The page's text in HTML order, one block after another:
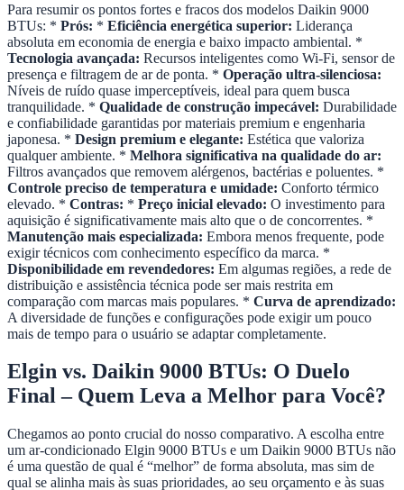
Para resumir os pontos fortes e fracos dos modelos Daikin 9000
BTUs: * Prós: * Eficiência energética superior: Liderança
absoluta em economia de energia e baixo impacto ambiental. *
Tecnologia avançada: Recursos inteligentes como Wi-Fi, sensor de
presença e filtragem de ar de ponta. * Operação ultra-silenciosa:
Níveis de ruído quase imperceptíveis, ideal para quem busca
tranquilidade. * Qualidade de construção impecável: Durabilidade
e confiabilidade garantidas por materiais premium e engenharia
japonesa. * Design premium e elegante: Estética que valoriza
qualquer ambiente. * Melhora significativa na qualidade do ar:
Filtros avançados que removem alérgenos, bactérias e poluentes. *
Controle preciso de temperatura e umidade: Conforto térmico
elevado. * Contras: * Preço inicial elevado: O investimento para
aquisição é significativamente mais alto que o de concorrentes. *
Manutenção mais especializada: Embora menos frequente, pode
exigir técnicos com conhecimento específico da marca. *
Disponibilidade em revendedores: Em algumas regiões, a rede de
distribuição e assistência técnica pode ser mais restrita em
comparação com marcas mais populares. * Curva de aprendizado:
A diversidade de funções e configurações pode exigir um pouco
mais de tempo para o usuário se adaptar completamente.
Elgin vs. Daikin 9000 BTUs: O Duelo
Final – Quem Leva a Melhor para Você?
Chegamos ao ponto crucial do nosso comparativo. A escolha entre
um ar-condicionado Elgin 9000 BTUs e um Daikin 9000 BTUs não
é uma questão de qual é “melhor” de forma absoluta, mas sim de
qual se alinha mais às suas prioridades, ao seu orçamento e às suas